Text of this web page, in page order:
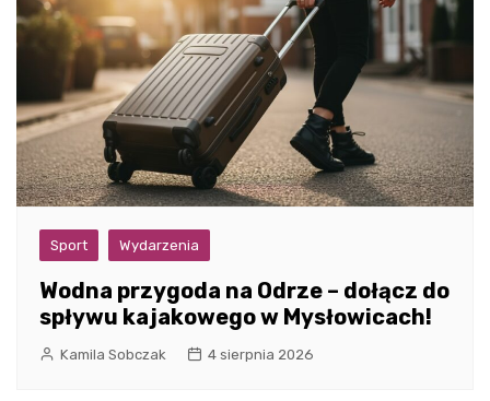
Sport Wydarzenia
Wodna przygoda na Odrze – dołącz do
spływu kajakowego w Mysłowicach!
Kamila Sobczak 4 sierpnia 2026